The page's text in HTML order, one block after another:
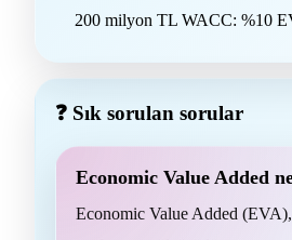
200 milyon TL WACC: %10
❓ Sık sorulan sorular
Economic Value Added
Economic Value Added (EVA),